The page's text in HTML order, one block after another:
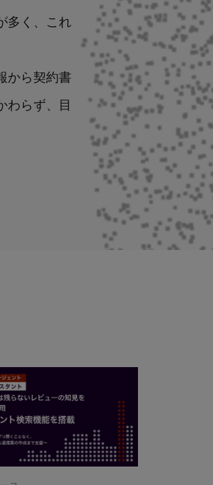
多く、これ
から契約書
わらず、目